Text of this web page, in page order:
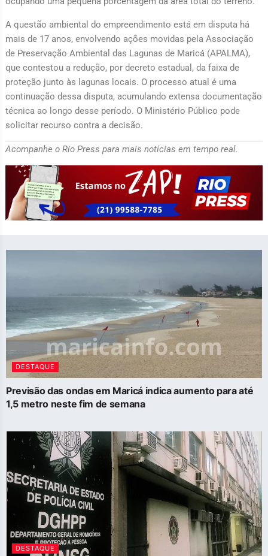
A questão ambiental do empreendimento está em disputa há
mais de 17 anos, envolvendo ações movidas pela Associação
de Preservação Ambiental das Lagunas de Maricá (APALMA),
que contestou a redução, por decreto estadual, da faixa de
proteção junto às lagunas locais. O processo atual é uma
continuação dessa disputa, acumulando extensa documentação
técnica ao longo desse período. O Ministério Público pode
solicitar recurso contra a decisão.
Acompanhe o Rio Press para mais notícias em tempo real.
DESTAQUE
Previsão das ondas em Maricá indica aumento para até
1,5 metro neste fim de semana
DESTAQUE